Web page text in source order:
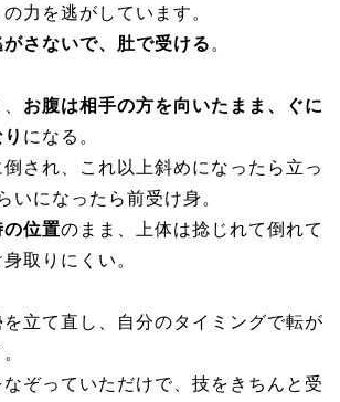
力を逃がしています。
さないで、肚で受ける。
お腹は相手の方を向いたまま、ぐに
になる。
され、これ以上斜めになったら立っ
になったら前受け身。
位置のまま、上体は捻じれて倒れて
取りにくい。
立て直し、自分のタイミングで転が
ぞっていただけで、技をきちんと受